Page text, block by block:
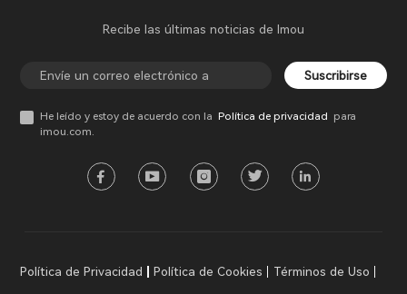
Recibe las últimas noticias de Imou
Suscribirse
He leído y estoy de acuerdo con la Política de privacidad para
imou.com.
Política de Privacidad Política de Cookies Términos de Uso